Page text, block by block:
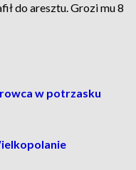
do aresztu. Grozi mu 8
w potrzasku